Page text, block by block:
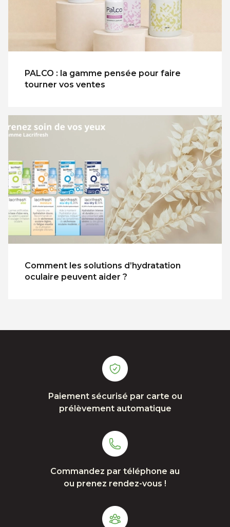
PALCO : la gamme pensée pour faire
tourner vos ventes
Comment les solutions d’hydratation
oculaire peuvent aider ?
Paiement sécurisé par carte ou
prélèvement automatique
Commandez par téléphone au
ou prenez rendez-vous !